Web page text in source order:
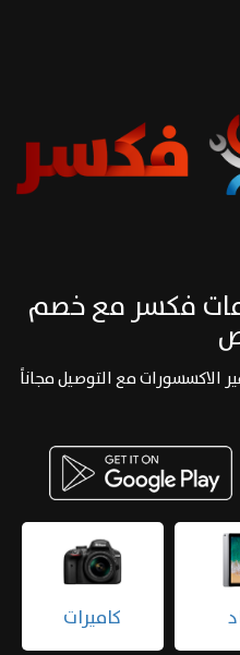
فكسر مع خصم
الاكسسورات مع التوصيل مجاناً
كاميرات